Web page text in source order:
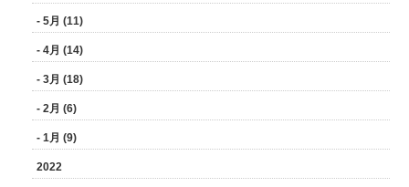
- 5月 (11)
- 4月 (14)
- 3月 (18)
- 2月 (6)
- 1月 (9)
2022